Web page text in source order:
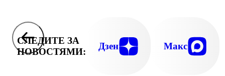
СЛЕДИТЕ ЗА
НОВОСТЯМИ:
Дзен Макс